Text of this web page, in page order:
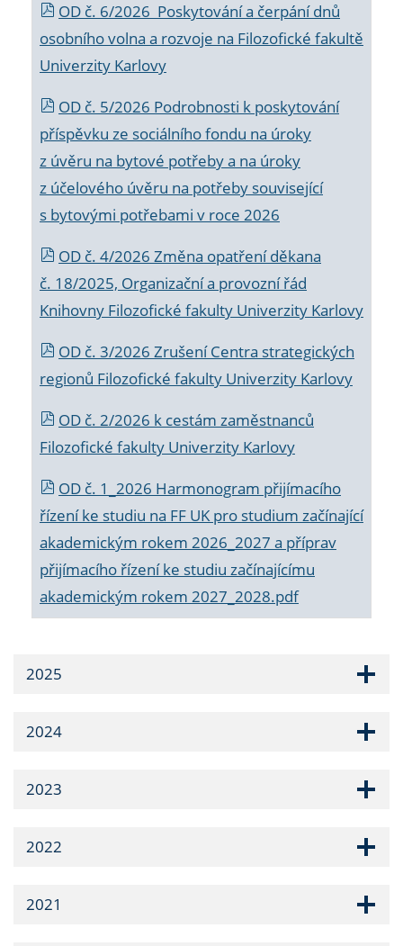
OD č. 6/2026 Poskytování a čerpání dnů
osobního volna a rozvoje na Filozofické fakultě
Univerzity Karlovy
OD č. 5/2026 Podrobnosti k poskytování
příspěvku ze sociálního fondu na úroky
z úvěru na bytové potřeby a na úroky
z účelového úvěru na potřeby související
s bytovými potřebami v roce 2026
OD č. 4/2026 Změna opatření děkana
č. 18/2025, Organizační a provozní řád
Knihovny Filozofické fakulty Univerzity Karlovy
OD č. 3/2026 Zrušení Centra strategických
regionů Filozofické fakulty Univerzity Karlovy
OD č. 2/2026 k cestám zaměstnanců
Filozofické fakulty Univerzity Karlovy
OD č. 1_2026 Harmonogram přijímacího
řízení ke studiu na FF UK pro studium začínající
akademickým rokem 2026_2027 a příprav
přijímacího řízení ke studiu začínajícímu
akademickým rokem 2027_2028.pdf
2025
2024
2023
2022
2021